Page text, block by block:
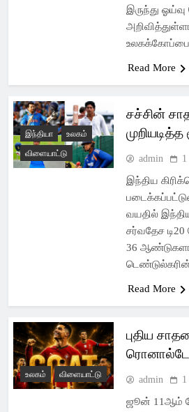
இருந்து
Read More
இந்தியா
உலகம்
விளையாட்டு
சச்சின்
admin
இந்திய
வயதில்
சர்வதேச டி20
36
Read More
உலகம் விளையாட்டு
புதிய
admin
ஜூன் 11ஆம்